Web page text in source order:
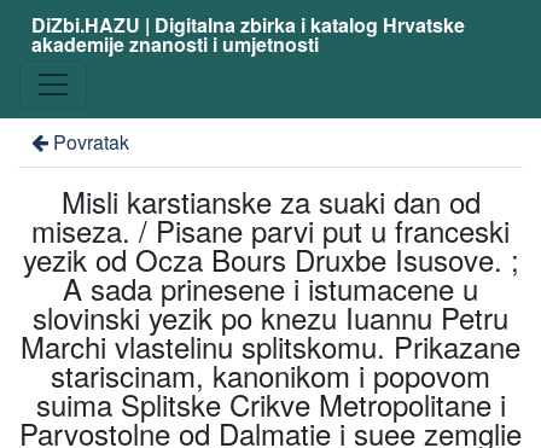
DiZbi.HAZU | Digitalna zbirka i katalog Hrvatske
akademije znanosti i umjetnosti
Povratak
Misli karstianske za suaki dan od
miseza. / Pisane parvi put u franceski
yezik od Ocza Bours Druxbe Isusove. ;
A sada prinesene i istumacene u
slovinski yezik po knezu Iuannu Petru
Marchi vlastelinu splitskomu. Prikazane
stariscinam, kanonikom i popovom
suima Splitske Crikve Metropolitane i
Parvostolne od Dalmatie i suee zemglie